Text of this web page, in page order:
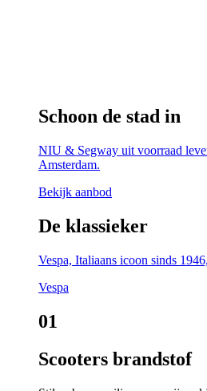
Schoon de stad in
NIU & Segway uit voorraad
Amsterdam.
Bekijk aanbod
De klassieker
Vespa, Italiaans icoon sinds
Vespa
01
Scooters brandstof